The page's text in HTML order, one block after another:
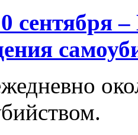
сентября